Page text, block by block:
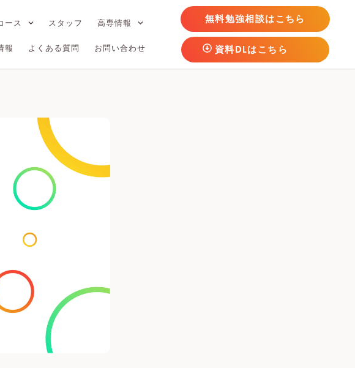
ース スタッフ 高専情報
報 よくある質問 お問い合わせ
無料勉強相談はこちら
資料DLはこちら